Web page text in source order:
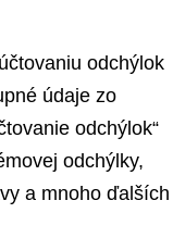
odchýlok
údaje zo
odchýlok“
odchýlky,
a mnoho ďalších